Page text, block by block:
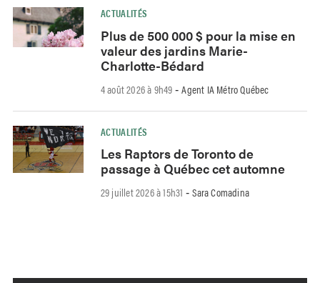
ACTUALITÉS
Plus de 500 000 $ pour la mise en
valeur des jardins Marie-
Charlotte-Bédard
4 août 2026 à 9h49 -Agent IA Métro Québec
ACTUALITÉS
Les Raptors de Toronto de
passage à Québec cet automne
29 juillet 2026 à 15h31 -Sara Comadina